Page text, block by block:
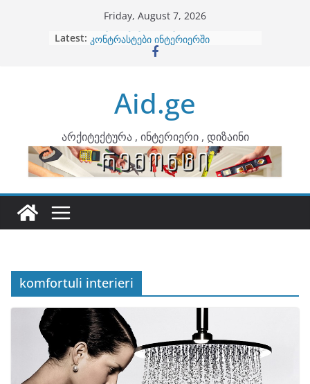
Friday, August 7, 2026
Latest: ბინების გაერთიანება
კონტრასტები ინტერიერში
ინტერიერის დიზიანი
არტემიდი წარმოგიდგენთ
Aid.ge
არქიტექტურა , ინტერიერი , დიზაინი
komfortuli interieri